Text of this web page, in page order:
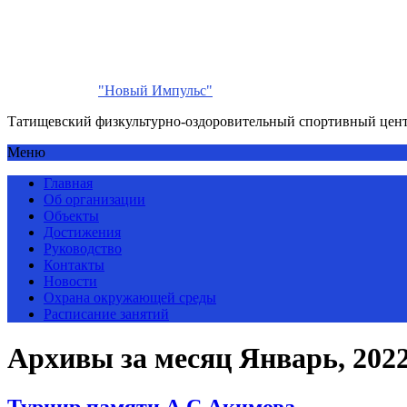
"Новый Импульс"
Татищевский физкультурно-оздоровительный спортивный
Меню
Главная
Об организации
Объекты
Достижения
Руководство
Контакты
Новости
Охрана окружающей среды
Расписание занятий
Архивы за месяц Январь,